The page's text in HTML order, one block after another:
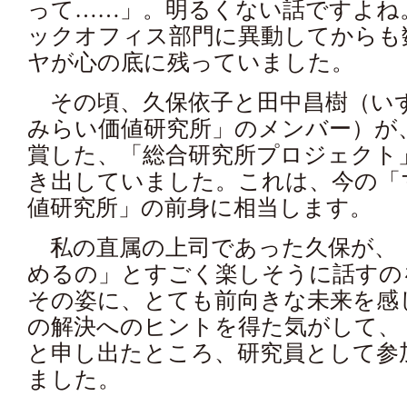
って……」。明るくない話ですよね
ックオフィス部門に異動してから
ヤが心の底に残っていました。
その頃、久保依子と田中昌樹（い
みらい価値研究所」のメンバー）が
賞した、「総合研究所プロジェク
き出していました。これは、今の
値研究所」の前身に相当します。
私の直属の上司であった久保が、
めるの」とすごく楽しそうに話す
その姿に、とても前向きな未来を
の解決へのヒントを得た気がして
と申し出たところ、研究員として
ました。